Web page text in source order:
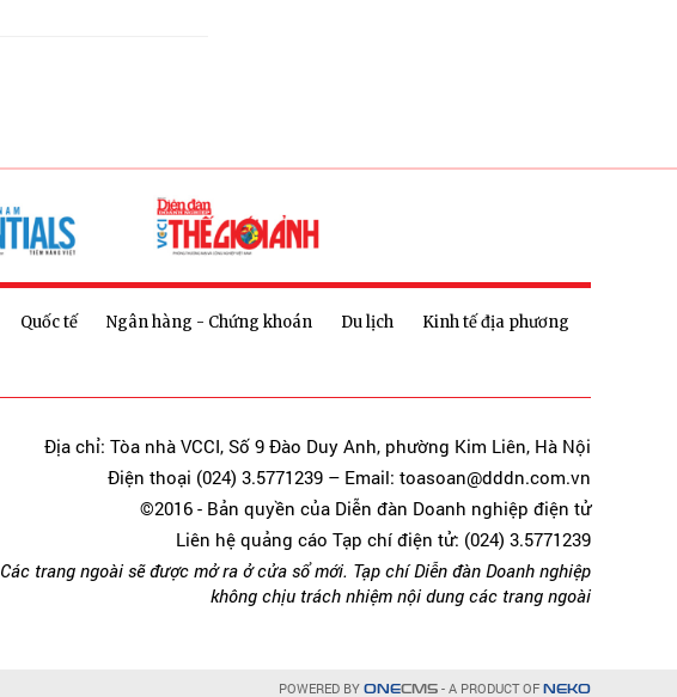
Quốc tế Ngân hàng - Chứng khoán Du lịch
Kinh tế địa phương
Địa chỉ: Tòa nhà VCCI, Số 9 Đào Duy Anh, phường Kim Liên, Hà Nội
Điện thoại (024) 3.5771239 – Email: toasoan@dddn.com.vn
©2016 - Bản quyền của Diễn đàn Doanh nghiệp điện tử
Liên hệ quảng cáo Tạp chí điện tử: (024) 3.5771239
Các trang ngoài sẽ được mở ra ở cửa sổ mới. Tạp chí Diễn đàn Doanh nghiệp
không chịu trách nhiệm nội dung các trang ngoài
POWERED BY ONECMS - A PRODUCT OF NEKO